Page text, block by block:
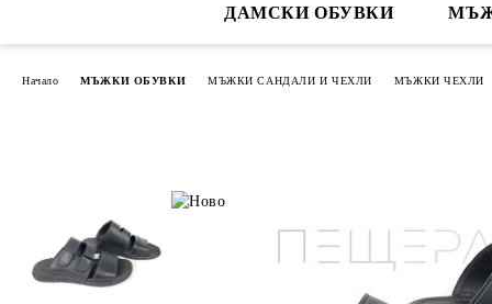
ДАМСКИ ОБУВКИ
Начало МЪЖКИ ОБУВКИ МЪЖКИ САНДАЛИ И ЧЕХЛИ МЪЖКИ ЧЕХЛИ